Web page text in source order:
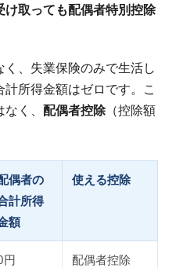
け取っても配偶者特別控除
、失業保険のみで生活し
所得金額はゼロです。こ
なく、配偶者控除 （控除額
偶者の
計所得
額
使える控除
円 配偶者控除